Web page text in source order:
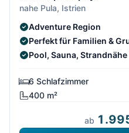
nahe Pula, Istrien
Adventure Region
Perfekt für Familien &
Pool, Sauna,
6 Schlafzimmer
400 m²
ab